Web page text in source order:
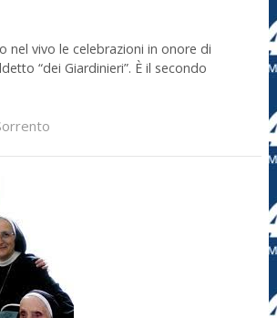
nel vivo le celebrazioni in onore di
“dei Giardinieri”. È il secondo